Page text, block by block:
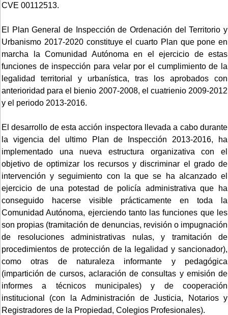
CVE 00112513.
El Plan General de Inspección de Ordenación del Territorio y
Urbanismo 2017-2020 constituye el cuarto Plan que pone en
marcha la Comunidad Autónoma en el ejercicio de estas
funciones de inspección para velar por el cumplimiento de la
legalidad territorial y urbanística, tras los aprobados con
anterioridad para el bienio 2007-2008, el cuatrienio 2009-2012
y el periodo 2013-2016.
El desarrollo de esta acción inspectora llevada a cabo durante
la vigencia del ultimo Plan de Inspección 2013-2016, ha
implementado una nueva estructura organizativa con el
objetivo de optimizar los recursos y discriminar el grado de
intervención y seguimiento con la que se ha alcanzado el
ejercicio de una potestad de policía administrativa que ha
conseguido hacerse visible prácticamente en toda la
Comunidad Autónoma, ejerciendo tanto las funciones que les
son propias (tramitación de denuncias, revisión o impugnación
de resoluciones administrativas nulas, y tramitación de
procedimientos de protección de la legalidad y sancionador),
como otras de naturaleza informante y pedagógica
(impartición de cursos, aclaración de consultas y emisión de
informes a técnicos municipales) y de cooperación
institucional (con la Administración de Justicia, Notarios y
Registradores de la Propiedad, Colegios Profesionales).